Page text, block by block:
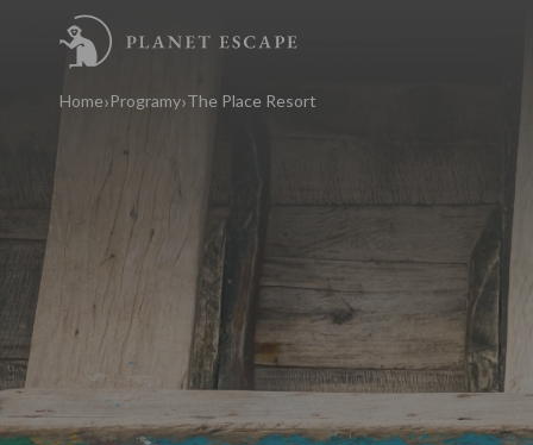
Home Programy The Place Resort